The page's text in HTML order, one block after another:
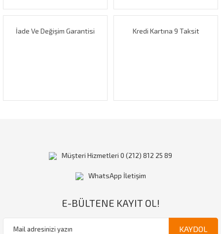
İade Ve Değişim Garantisi Kredi Kartına 9 Taksit
Müşteri Hizmetleri 0 (212) 812 25 89
WhatsApp İletişim
E-BÜLTENE KAYIT OL!
KAYDOL